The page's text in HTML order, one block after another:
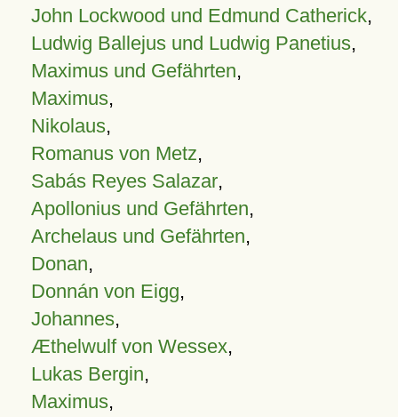
John Lockwood und Edmund Catherick,
Ludwig Ballejus und Ludwig Panetius,
Maximus und Gefährten,
Maximus,
Nikolaus,
Romanus von Metz,
Sabás Reyes Salazar,
Apollonius und Gefährten,
Archelaus und Gefährten,
Donan,
Donnán von Eigg,
Johannes,
Æthelwulf von Wessex,
Lukas Bergin,
Maximus,